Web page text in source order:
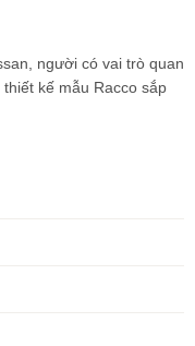
người có vai trò quan
kế mẫu Racco sắp